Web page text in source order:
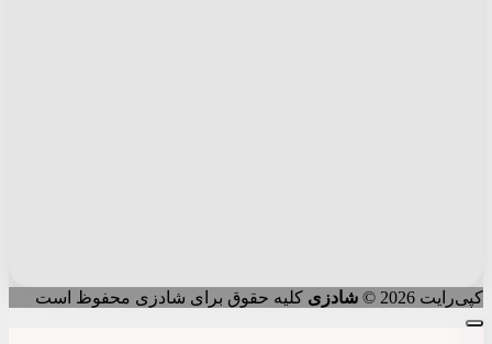
کپی‌رایت 2026 © شادزی کلیه حقوق برای شادزی محفوظ است